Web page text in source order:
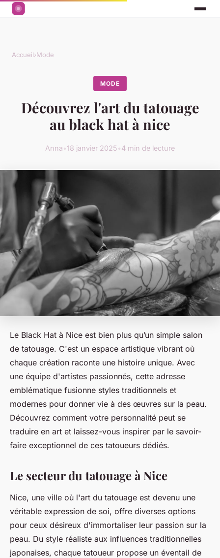
Accueil›Mode
MODE
Découvrez l'art du tatouage
au black hat à nice
Anna•18 janvier 2025•4 min de lecture
Le Black Hat à Nice est bien plus qu’un simple salon
de tatouage. C'est un espace artistique vibrant où
chaque création raconte une histoire unique. Avec
une équipe d'artistes passionnés, cette adresse
emblématique fusionne styles traditionnels et
modernes pour donner vie à des œuvres sur la peau.
Découvrez comment votre personnalité peut se
traduire en art et laissez-vous inspirer par le savoir-
faire exceptionnel de ces tatoueurs dédiés.
Le secteur du tatouage à Nice
Nice, une ville où l'art du tatouage est devenu une
véritable expression de soi, offre diverses options
pour ceux désireux d'immortaliser leur passion sur la
peau. Du style réaliste aux influences traditionnelles
japonaises, chaque tatoueur propose un éventail de